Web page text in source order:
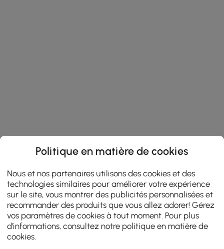
Politique en matière de cookies
Nous et nos partenaires utilisons des cookies et des
technologies similaires pour améliorer votre expérience
sur le site, vous montrer des publicités personnalisées et
recommander des produits que vous allez adorer! Gérez
vos paramètres de cookies à tout moment. Pour plus
d'informations, consultez notre politique en matière de
cookies